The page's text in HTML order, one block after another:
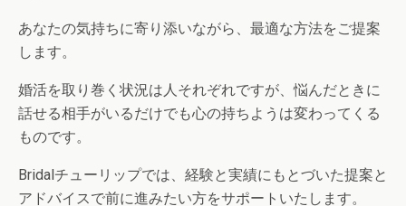
あなたの気持ちに寄り添いながら、最適な方法をご提案
します。
婚活を取り巻く状況は人それぞれですが、悩んだときに
話せる相手がいるだけでも心の持ちようは変わってくる
ものです。
Bridalチューリップでは、経験と実績にもとづいた提案と
アドバイスで前に進みたい方をサポートいたします。